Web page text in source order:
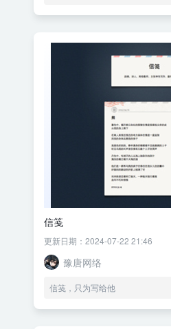
信笺
更新日期：2024-07-22 21:46
豫唐网络
信笺，只为写给他